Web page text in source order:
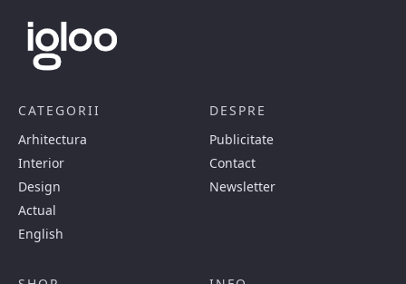
CATEGORII
Arhitectura
Interior
Design
Actual
English
DESPRE
Publicitate
Contact
Newsletter